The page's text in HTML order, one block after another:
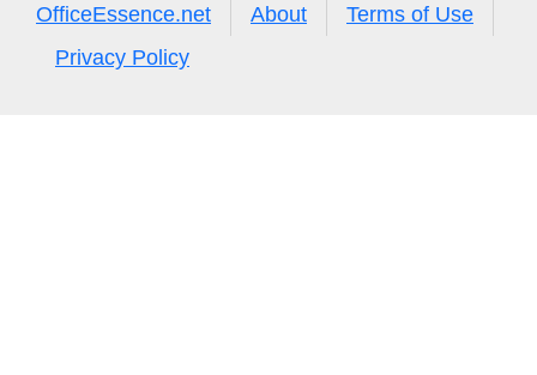
OfficeEssence.net
About
Terms of Use
Privacy Policy